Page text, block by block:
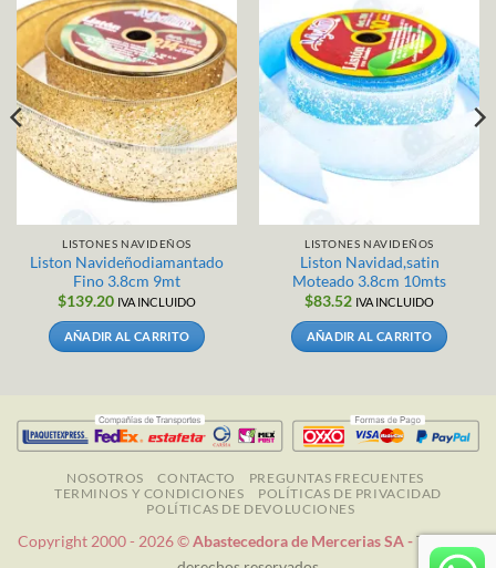
LISTONES NAVIDEÑOS
Liston Navideñodiamantado
Fino 3.8cm 9mt
$139.20 IVA INCLUIDO
AÑADIR AL CARRITO
LISTONES NAVIDEÑOS
Liston Navidad,satin
Moteado 3.8cm 10mts
$83.52 IVA INCLUIDO
AÑADIR AL CARRITO
NOSOTROS CONTACTO
PREGUNTAS FRECUENTES
TERMINOS Y CONDICIONES
POLÍTICAS DE PRIVACIDAD
POLÍTICAS DE DEVOLUCIONES
Copyright 2000 - 2026 ©Abastecedora de Mercerias SA -Todos los